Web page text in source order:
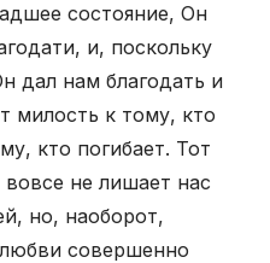
состояние, Он
и, поскольку
дал нам благодать и
милость к тому, кто
кто погибает. Тот
не лишает нас
но, наоборот,
совершенно